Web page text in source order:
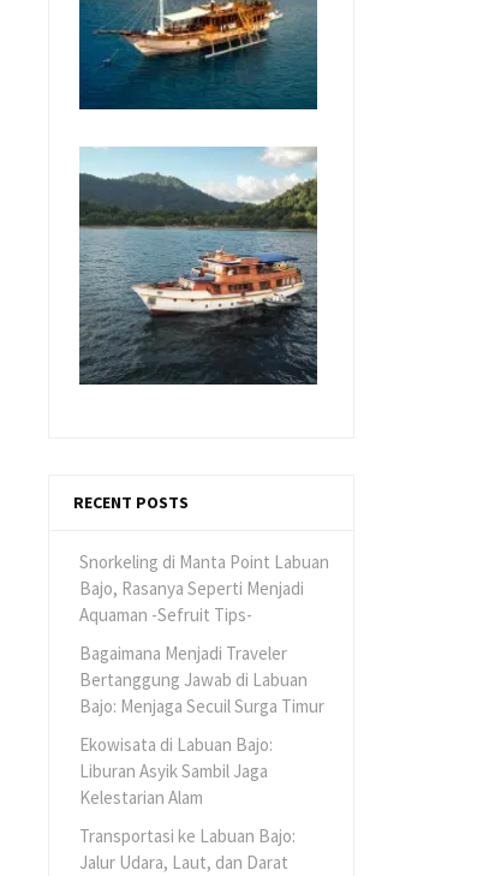
RECENT POSTS
Snorkeling di Manta Point Labuan
Bajo, Rasanya Seperti Menjadi
Aquaman -Sefruit Tips-
Bagaimana Menjadi Traveler
Bertanggung Jawab di Labuan
Bajo: Menjaga Secuil Surga Timur
Ekowisata di Labuan Bajo:
Liburan Asyik Sambil Jaga
Kelestarian Alam
Transportasi ke Labuan Bajo:
Jalur Udara, Laut, dan Darat